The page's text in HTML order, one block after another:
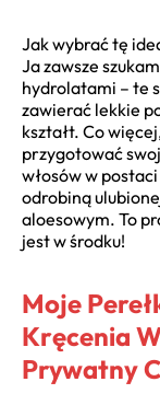
Jak wybrać tę
Ja zawsze
hydrolatami – te
zawierać lekkie
kształt. Co
przygotować
włosów w
odrobiną
aloesowym. To
jest w środku!
Moje
Kręcenia
Prywatny